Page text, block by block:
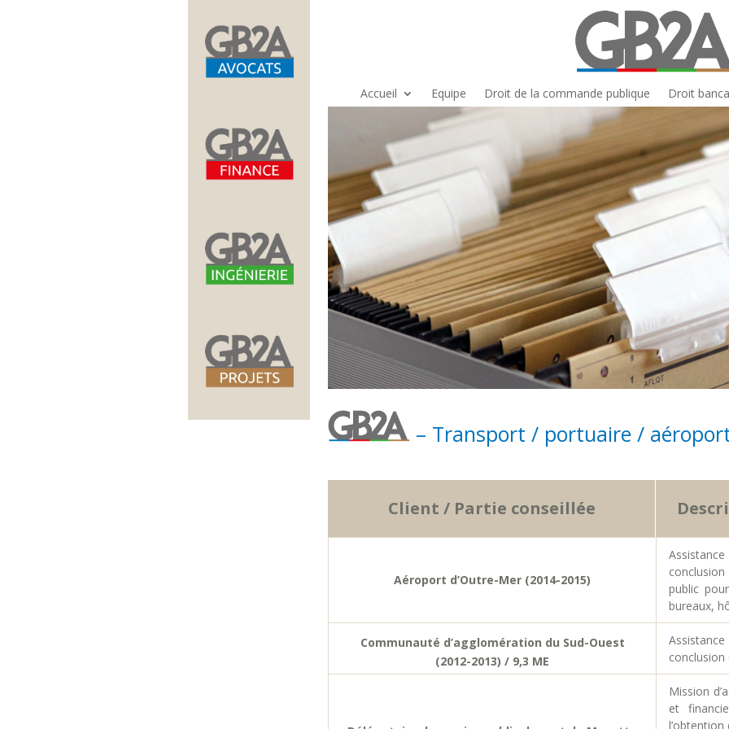
Accueil Equipe Droit de la commande publique Droit
– Transport / portuaire /
Client / Partie conseillée
Aéroport d’Outre-Mer (2014-2015)
public
bureaux,
Communauté d’agglomération du Sud-Ouest
(2012-2013) / 9,3 ME
conclusion
Mission
et